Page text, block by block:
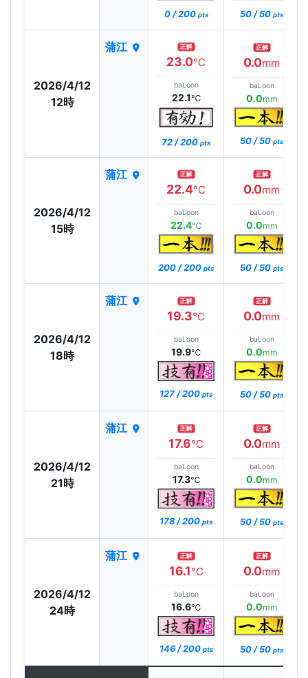
0 / 200 pts 50 / 50 pts
2026/4/12
12時
蒲江 正解
23.0℃
baLoon
22.1℃
72 / 200 pts
正解
0.0mm
baLoon
0.0mm
50 / 50 pts
2026/4/12
15時
蒲江 正解
22.4℃
baLoon
22.4℃
200 / 200 pts
正解
0.0mm
baLoon
0.0mm
50 / 50 pts
2026/4/12
18時
蒲江 正解
19.3℃
baLoon
19.9℃
127 / 200 pts
正解
0.0mm
baLoon
0.0mm
50 / 50 pts
2026/4/12
21時
蒲江 正解
17.6℃
baLoon
17.3℃
178 / 200 pts
正解
0.0mm
baLoon
0.0mm
50 / 50 pts
2026/4/12
24時
蒲江 正解
16.1℃
baLoon
16.6℃
146 / 200 pts
正解
0.0mm
baLoon
0.0mm
50 / 50 pts